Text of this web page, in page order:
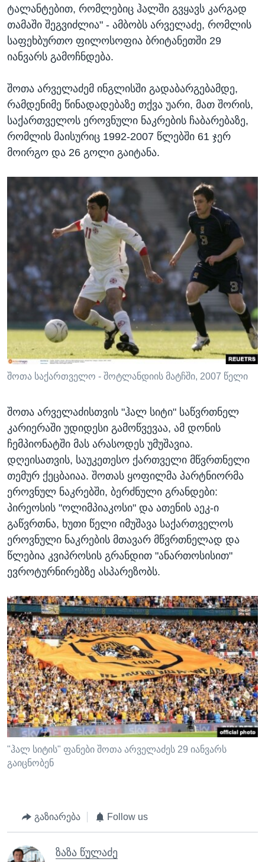
ტალანტებით, რომლებიც ჰალში გვყავს კარგად
თამაში შეგვიძლია" - ამბობს არველაძე, რომლის
საფეხბურთო ფილოსოფია ბრიტანეთში 29
იანვარს გამოჩნდება.
შოთა არველაძემ ინგლისში გადაბარგებამდე,
რამდენიმე წინადადებაზე თქვა უარი, მათ შორის,
საქართველოს ეროვნული ნაკრების ჩაბარებაზე,
რომლის მაისურიც 1992-2007 წლებში 61 ჯერ
მოირგო და 26 გოლი გაიტანა.
შოთა საქართველო - შოტლანდიის მატჩში, 2007 წელი
შოთა არველაძისთვის "ჰალ სიტი" საწვრთნელ
კარიერაში უდიდესი გამოწვევაა, ამ დონის
ჩემპიონატში მას არასოდეს უმუშავია.
დღეისათვის, საუკეთესო ქართველი მწვრთნელი
თემურ ქეცბაიაა. შოთას ყოფილმა პარტნიორმა
ეროვნულ ნაკრებში, ბერძნული გრანდები:
პირეოსის "ოლიმპიაკოსი" და ათენის აეკ-ი
გაწვრთნა, ხუთი წელი იმუშავა საქართველოს
ეროვნული ნაკრების მთავარ მწვრთნელად და
წლებია კვიპროსის გრანდით "ანართოსისით"
ევროტურნირებზე ასპარეზობს.
"ჰალ სიტის" ფანები შოთა არველაძეს 29 იანვარს
გაიცნობენ
გაზიარება Follow us
ზაზა წულაძე